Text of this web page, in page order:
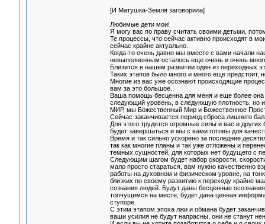
[И Матушка-Земля заговорила]
Любимые дети мои!
Я могу вас по праву считать своими детьми,
Те процессы, что сейчас активно происходят в
сейчас крайне актуально.
Когда-то очень давно мы вместе с вами начали
невыполненным осталось еще очень и очень
Близится в нашем развитии один из переходных
Таких этапов было много и много еще предстоит,
Многие из вас уже осознают происходящие
вам за это большое.
Ваша помощь бесценна для меня и еще более
следующий уровень, в следующую плотность, но
МИР, мы Божественный Мир и Божественное
Сейчас заканчивается период сброса лишнего
Для этого трудятся огромные силы и вас и
будет завершаться и мы с вами готовы для
Время и так сильно ускорено за последние
так как многие планы и так уже отложены и
темных сущностей, для которых нет будущего с
Следующим шагом будет набор скорости,
мало просто стараться, вам нужно качественно
работы на духовном и физическом уровне, на
близких по своему развитию к переходу крайне
сознания людей. Будут даны бесценные
топчущимся на месте, будет дана ценная
ступоре.
С этим этапом эпоха лжи и обмана будет
ваши усилия не будут напрасны, они не станут